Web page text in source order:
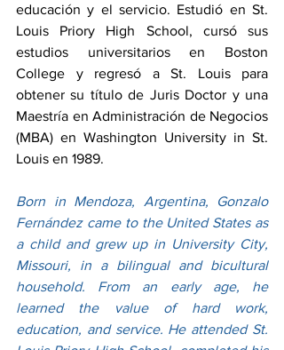
educación y el servicio. Estudió en St.
Louis Priory High School, cursó sus
estudios universitarios en Boston
College y regresó a St. Louis para
obtener su título de Juris Doctor y una
Maestría en Administración de Negocios
(MBA) en Washington University in St.
Louis en 1989.
Born in Mendoza, Argentina, Gonzalo
Fernández came to the United States as
a child and grew up in University City,
Missouri, in a bilingual and bicultural
household. From an early age, he
learned the value of hard work,
education, and service. He attended St.